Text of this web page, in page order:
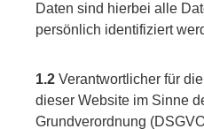
Daten sind hierbei alle
persönlich identifiziert
1.2 Verantwortlicher für
dieser Website im Sinne
Grundverordnung